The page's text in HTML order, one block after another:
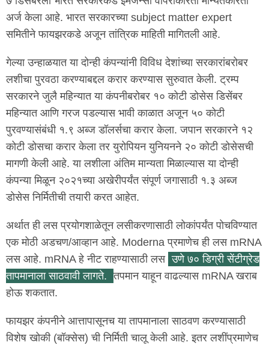
अर्ज केला आहे. भारत सरकारच्या subject matter expert
समितीने फायझरकडे अजून तांत्रिक माहिती मागितली आहे.
गेल्या उन्हाळयात या दोन्ही कंपन्यांनी विविध देशांच्या सरकारांबरोबर
लशीचा पुरवठा करण्याबद्दल करार करण्यास सुरुवात केली. ट्रम्प
सरकारने जुलै महिन्यात या कंपनीबरोबर १० कोटी डोसेस डिसेंबर
महिन्यात आणि गरज पडल्यास भावी काळात अजून ५० कोटी
पुरवण्यासंबंधी १.९ अब्ज डॉलर्सचा करार केला. जपान सरकारने १२
कोटी डोसचा करार केला तर युरोपियन युनियनने २० कोटी डोसेसची
मागणी केली आहे. या लशीला अंतिम मान्यता मिळाल्यास या दोन्ही
कंपन्या मिळून २०२१च्या अखेरीपर्यंत संपूर्ण जगासाठी १.३ अब्ज
डोसेस निर्मितीची तयारी करत आहेत.
अर्थात ही लस प्रयोगशाळेतून लसीकरणासाठी लोकांपर्यंत पोचविण्यात
एक मोठी अडचण/आव्हान आहे. Moderna प्रमाणेच ही लस mRNA
लस आहे. mRNA हे नीट राहण्यासाठी लस उणे ७० डिग्री सेंटीग्रेड
तापमानाला साठवावी लागते. तपमान याहून वाढल्यास mRNA खराब
होऊ शकतात.
फायझर कंपनीने आत्तापासूनच या तापमानाला साठवण करण्यासाठी
विशेष खोकी (बॉक्सेस) ची निर्मिती चालू केली आहे. इतर लशींप्रमाणेच